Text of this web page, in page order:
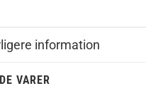
information
VARER